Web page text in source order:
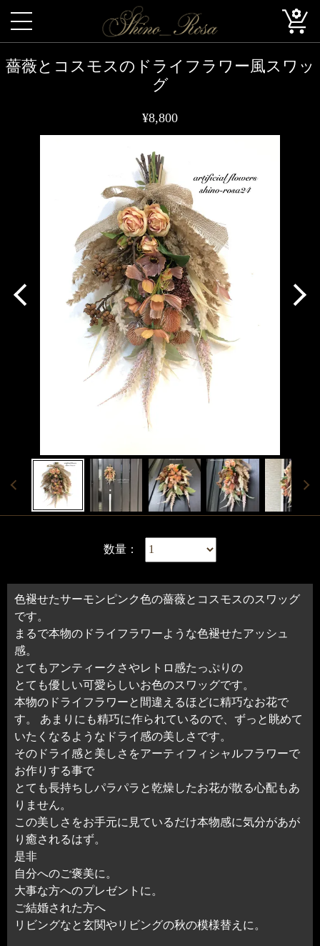
薔薇とコスモスのドライフラワー風スワッ
グ
¥8,800
数量：
色褪せたサーモンピンク色の薔薇とコスモスのスワッグ
です。
まるで本物のドライフラワーような色褪せたアッシュ
感。
とてもアンティークさやレトロ感たっぷりの
とても優しい可愛らしいお色のスワッグです。
本物のドライフラワーと間違えるほどに精巧なお花で
す。 あまりにも精巧に作られているので、ずっと眺めて
いたくなるようなドライ感の美しさです。
そのドライ感と美しさをアーティフィシャルフラワーで
お作りする事で
とても長持ちしパラパラと乾燥したお花が散る心配もあ
りません。
この美しさをお手元に見ているだけ本物感に気分があが
り癒されるはず。
是非
自分へのご褒美に。
大事な方へのプレゼントに。
ご結婚された方へ
リビングなと玄関やリビングの秋の模様替えに。